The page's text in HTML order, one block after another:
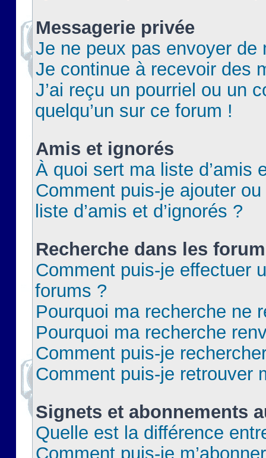
Messagerie privée
Je ne peux pas envoyer de
Je continue à recevoir des
J’ai reçu un pourriel ou un
quelqu’un sur ce forum !
Amis et ignorés
À quoi sert ma liste d’amis
Comment puis-je ajouter
liste d’amis et d’ignorés ?
Recherche dans les
Comment puis-je effectuer
forums ?
Pourquoi ma recherche ne
Pourquoi ma recherche
Comment puis-je
Comment puis-je retrouver
Signets et abonnements
Quelle est la différence
Comment puis-je